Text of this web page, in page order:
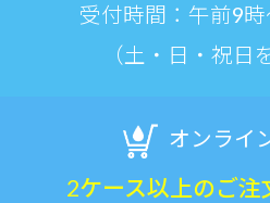
受付時間：午前9
（土・日・祝日
オンライ
2ケース以上のご注